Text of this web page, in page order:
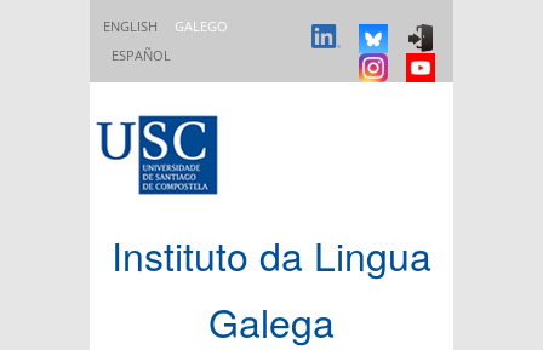
ENGLISH
GALEGO
ESPAÑOL
Instituto da Lingua
Galega